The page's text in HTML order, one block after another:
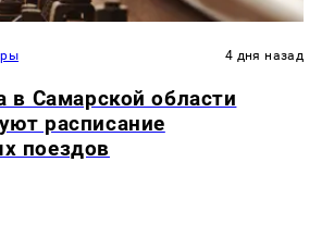
4 дня назад
в Самарской области
расписание
поездов